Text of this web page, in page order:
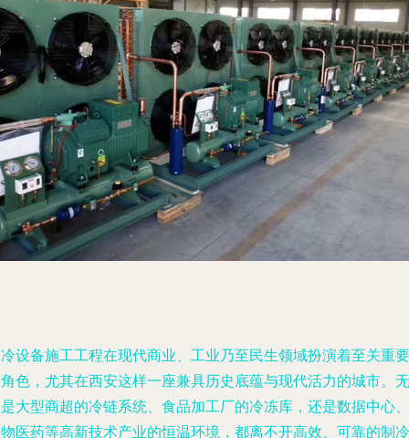
设备施工工程在现代商业、工业乃至民生领域扮演着至关重要
色，尤其在西安这样一座兼具历史底蕴与现代活力的城市。无
大型商超的冷链系统、食品加工厂的冷冻库，还是数据中心、
医药等高新技术产业的恒温环境，都离不开高效、可靠的制冷